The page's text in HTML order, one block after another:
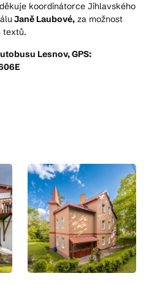
koordinátorce Jihlavského
Janě Laubové, za možnost
textů.
Lesnov, GPS: